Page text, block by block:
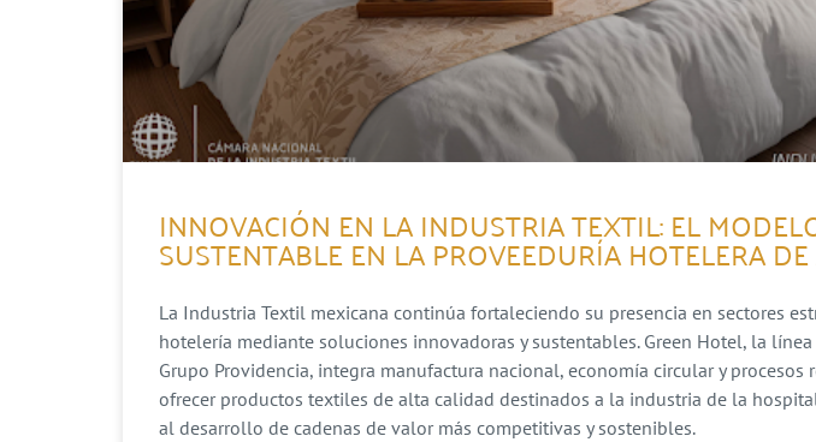
INNOVACIÓN EN LA INDUSTRIA TEXTIL: EL
SUSTENTABLE EN LA PROVEEDURÍA HOTELERA
La Industria Textil mexicana continúa fortaleciendo su presencia en sectores
hotelería mediante soluciones innovadoras y sustentables. Green Hotel, la
Grupo Providencia, integra manufactura nacional, economía circular y procesos
ofrecer productos textiles de alta calidad destinados a la industria de la
al desarrollo de cadenas de valor más competitivas y sostenibles.